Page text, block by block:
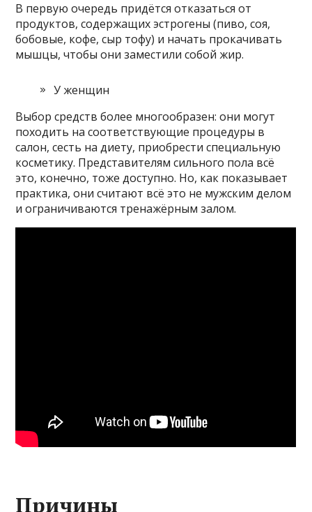
В первую очередь придётся отказаться от
продуктов, содержащих эстрогены (пиво, соя,
бобовые, кофе, сыр тофу) и начать прокачивать
мышцы, чтобы они заместили собой жир.
У женщин
Выбор средств более многообразен: они могут
походить на соответствующие процедуры в
салон, сесть на диету, приобрести специальную
косметику. Представителям сильного пола всё
это, конечно, тоже доступно. Но, как показывает
практика, они считают всё это не мужским делом
и ограничиваются тренажёрным залом.
Причины